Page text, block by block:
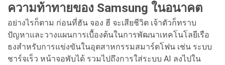
ความท้าทายของ Samsung ในอนาคต
อย่างไรก็ตาม ก่อนที่ฮัน จอง ฮี จะเสียชีวิต เจ้าตัวก็ทราบ
ปัญหาและวางแผนการเบื้องต้นในการพัฒนาเทคโนโลยีเรือ
ธงสำหรับการแข่งขันในอุตสาหกรรมสมาร์ตโฟน เช่น ระบบ
ชาร์จเร็ว หน้าจอพับได้ รวมไปถึงการใส่ระบบ AI ลงไปใน